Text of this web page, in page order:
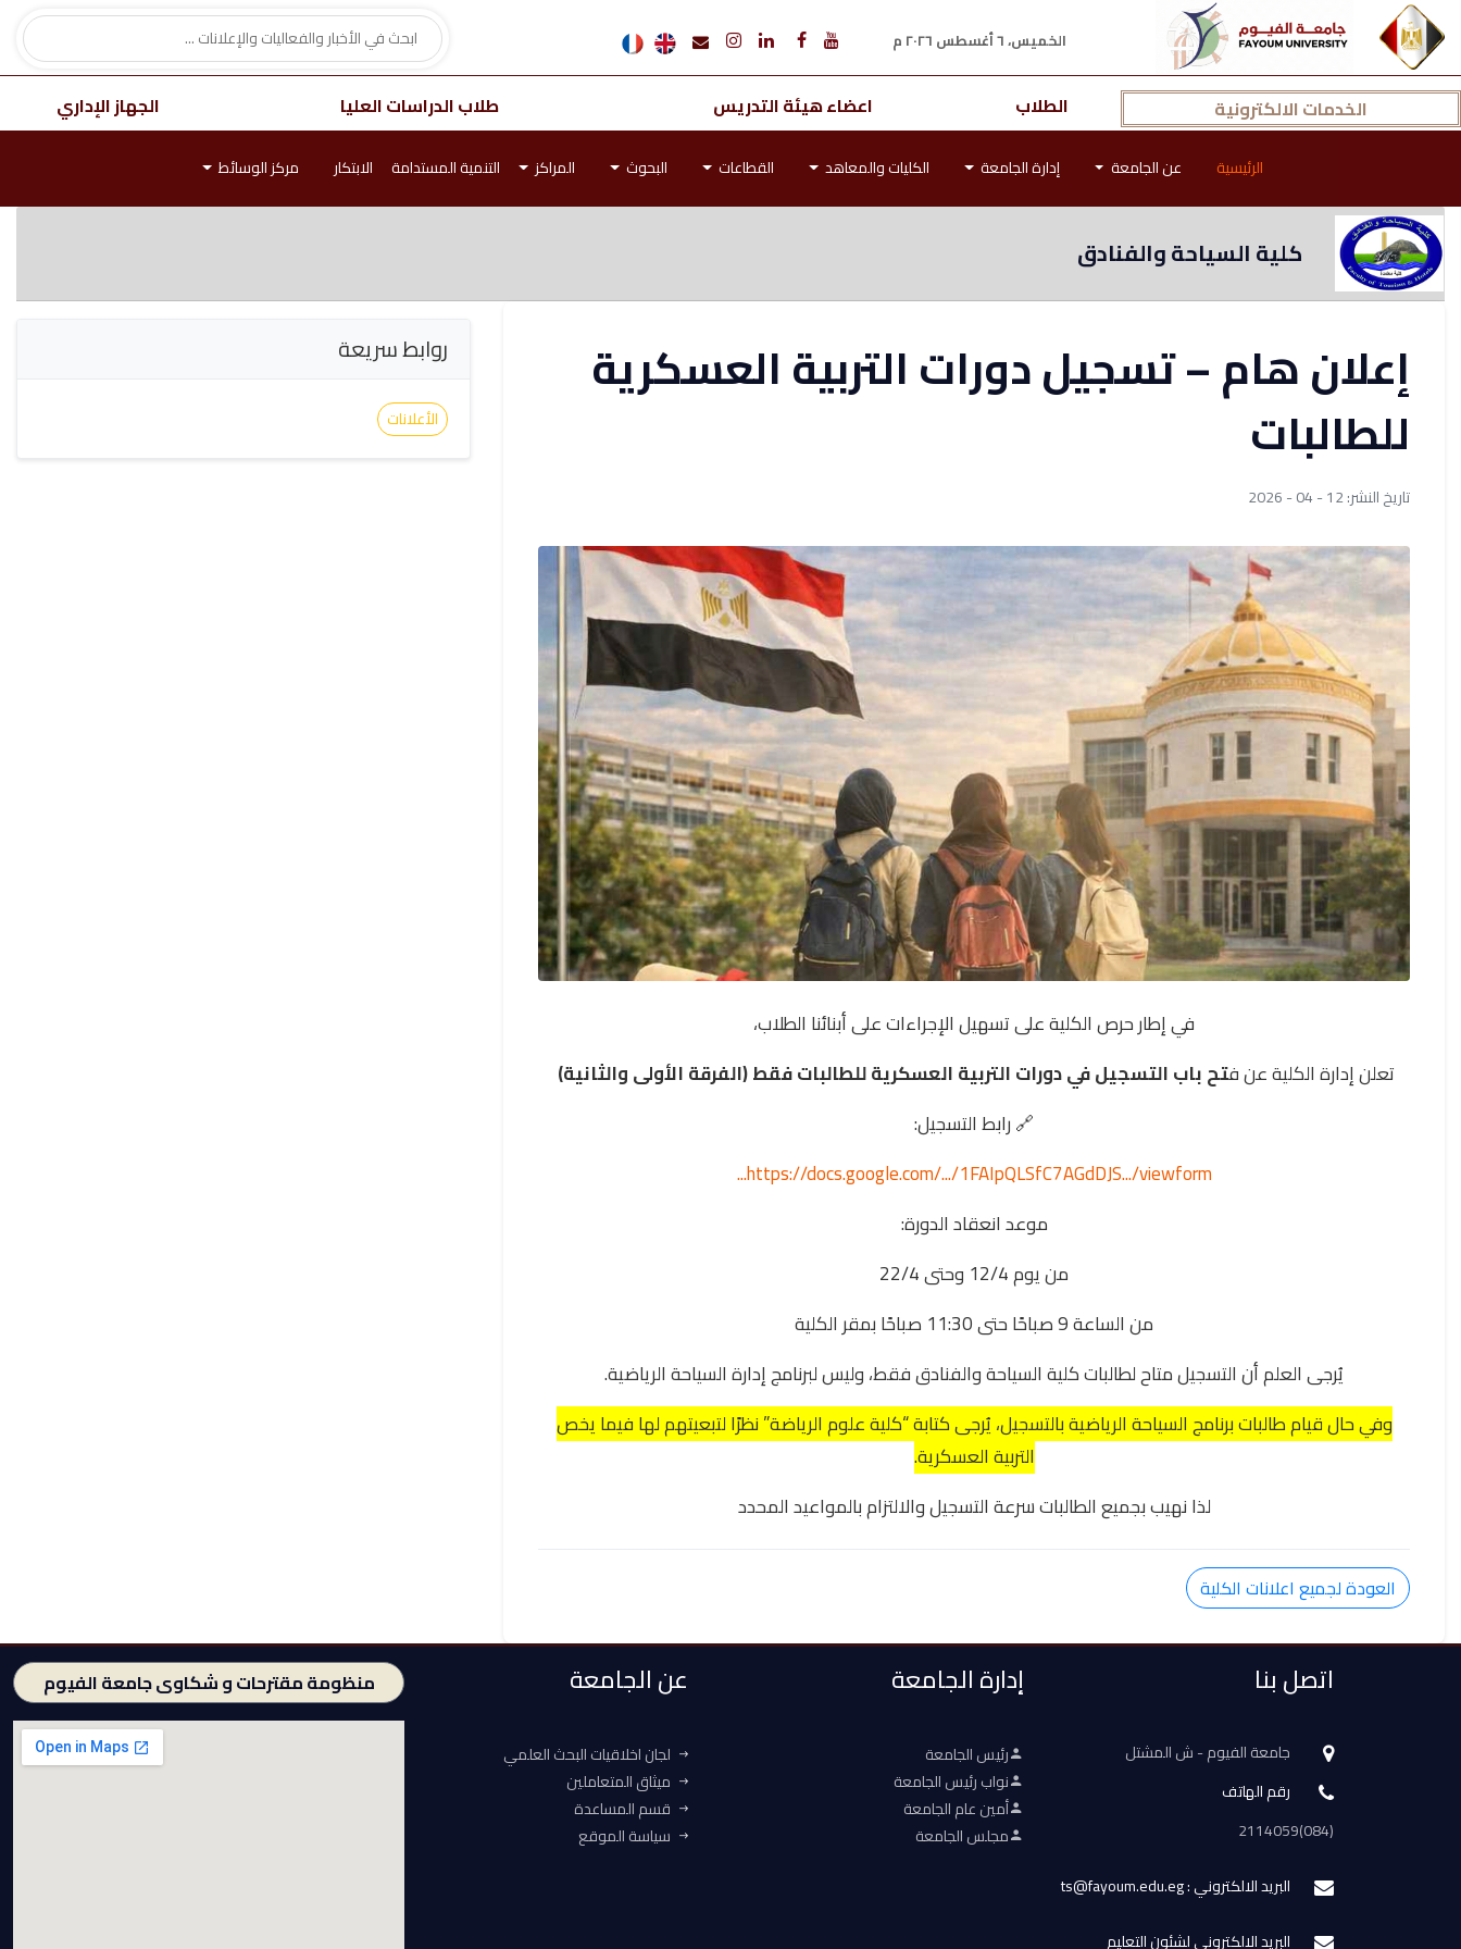
الخميس، ٦ أغسطس ٢٠٢٦ م
الخدمات الالكترونية الطلاب اعضاء هيئة التدريس طلاب الدراسات العليا الجهاز الإداري
الرئيسية عن الجامعة إدارة الجامعة الكليات والمعاهد القطاعات البحوث المراكز التنمية المستدامة الابتكار مركز الوسائط
كلية السياحة والفنادق
إعلان هام – تسجيل دورات التربية العسكرية
للطالبات
تاريخ النشر: 12 - 04 - 2026
في إطار حرص الكلية على تسهيل الإجراءات على أبنائنا الطلاب،
تعلن إدارة الكلية عن فتح باب التسجيل في دورات التربية العسكرية للطالبات فقط (الفرقة الأولى والثانية)
🔗 رابط التسجيل:
https://docs.google.com/.../1FAIpQLSfC7AGdDJS.../viewform...
موعد انعقاد الدورة:
من يوم 12/4 وحتى 22/4
من الساعة 9 صباحًا حتى 11:30 صباحًا بمقر الكلية
يُرجى العلم أن التسجيل متاح لطالبات كلية السياحة والفنادق فقط، وليس لبرنامج إدارة السياحة الرياضية.
وفي حال قيام طالبات برنامج السياحة الرياضية بالتسجيل، يُرجى كتابة “كلية علوم الرياضة” نظرًا لتبعيتهم لها فيما يخص
التربية العسكرية.
لذا نهيب بجميع الطالبات سرعة التسجيل والالتزام بالمواعيد المحدد
العودة لجميع اعلانات الكلية
روابط سريعة
الأعلانات
اتصل بنا
جامعة الفيوم - ش المشتل
رقم الهاتف
(084)2114059
البريد الالكتروني : ts@fayoum.edu.eg
البريد الالكتروني لشئون التعليم
إدارة الجامعة
رئيس الجامعة
نواب رئيس الجامعة
أمين عام الجامعة
مجلس الجامعة
عن الجامعة
لجان اخلاقيات البحث العلمي
ميثاق المتعاملين
قسم المساعدة
سياسة الموقع
منظومة مقترحات و شكاوى جامعة الفيوم